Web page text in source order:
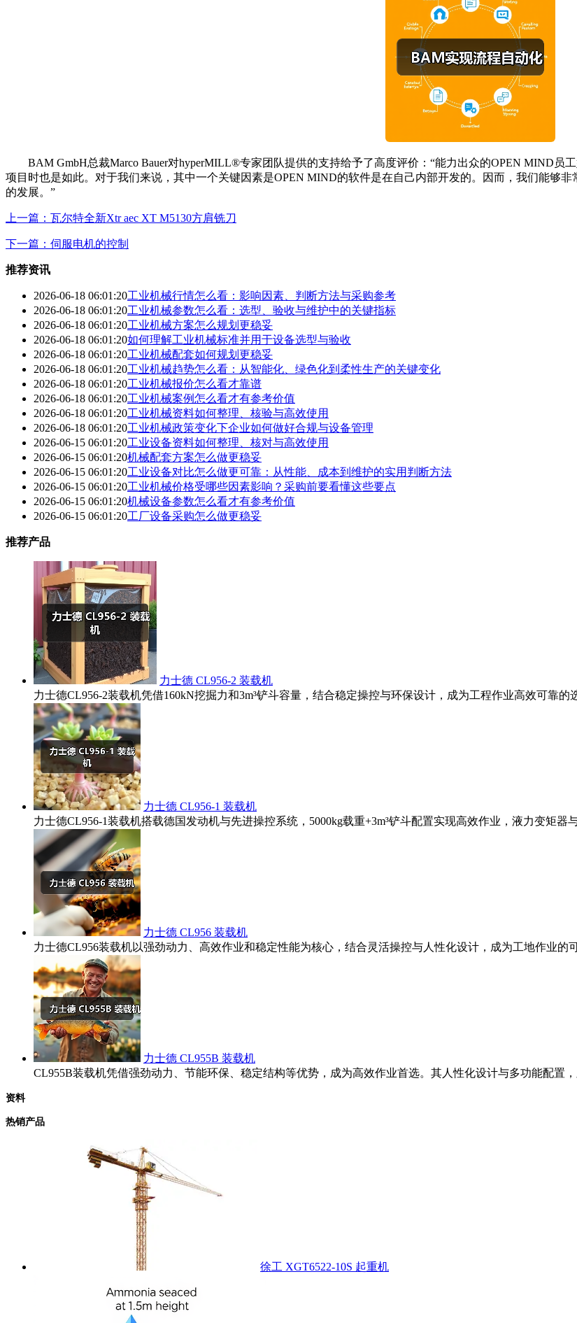
BAM GmbH总裁Marco Bauer对hyperMILL®专家团队提供的支持给予了高度评价：“能力出众的OPEN MIND员
项目时也是如此。对于我们来说，其中一个关键因素是OPEN MIND的软件是在自己内部开发的。因而，我们能够
的发展。”
上一篇：瓦尔特全新Xtr aec XT M5130方肩铣刀
下一篇：伺服电机的控制
推荐资讯
2026-06-18 06:01:20工业机械行情怎么看：影响因素、判断方法与采购参考
2026-06-18 06:01:20工业机械参数怎么看：选型、验收与维护中的关键指标
2026-06-18 06:01:20工业机械方案怎么规划更稳妥
2026-06-18 06:01:20如何理解工业机械标准并用于设备选型与验收
2026-06-18 06:01:20工业机械配套如何规划更稳妥
2026-06-18 06:01:20工业机械趋势怎么看：从智能化、绿色化到柔性生产的关键变化
2026-06-18 06:01:20工业机械报价怎么看才靠谱
2026-06-18 06:01:20工业机械案例怎么看才有参考价值
2026-06-18 06:01:20工业机械资料如何整理、核验与高效使用
2026-06-18 06:01:20工业机械政策变化下企业如何做好合规与设备管理
2026-06-15 06:01:20工业设备资料如何整理、核对与高效使用
2026-06-15 06:01:20机械配套方案怎么做更稳妥
2026-06-15 06:01:20工业设备对比怎么做更可靠：从性能、成本到维护的实用判断方法
2026-06-15 06:01:20工业机械价格受哪些因素影响？采购前要看懂这些要点
2026-06-15 06:01:20机械设备参数怎么看才有参考价值
2026-06-15 06:01:20工厂设备采购怎么做更稳妥
推荐产品
力士德 CL956-2 装载机
力士德CL956-2装载机凭借160kN挖掘力和3m³铲斗容量，结合稳定操控与环保设计，成为工程作业高效可靠的
力士德 CL956-1 装载机
力士德CL956-1装载机搭载德国发动机与先进操控系统，5000kg载重+3m³铲斗配置实现高效作业，液力变矩器
力士德 CL956 装载机
力士德CL956装载机以强劲动力、高效作业和稳定性能为核心，结合灵活操控与人性化设计，成为工地作业的
力士德 CL955B 装载机
CL955B装载机凭借强劲动力、节能环保、稳定结构等优势，成为高效作业首选。其人性化设计与多功能配置
资料
热销产品
徐工 XGT6522-10S 起重机